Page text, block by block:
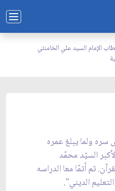
الإمام السيد علي الخامنئي
سره ولما يبلغ عمره
السيّد محمّد
ثم أتمّا معا الدراسه
الديني".